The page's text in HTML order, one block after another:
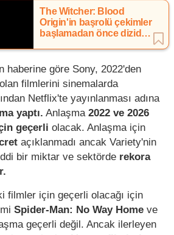
The Witcher: Blood
Origin'in başrolü çekimler
başlamadan önce diziden
haberine göre Sony, 2022'den
filmlerini sinemalarda
Netflix'te yayınlanması adına
yaptı. Anlaşma 2022 ve 2026
geçerli olacak. Anlaşma için
açıklanmadı ancak Variety'nin
bir miktar ve sektörde rekora
filmler için geçerli olacağı için
Spider-Man: No Way Home ve
geçerli değil. Ancak ilerleyen